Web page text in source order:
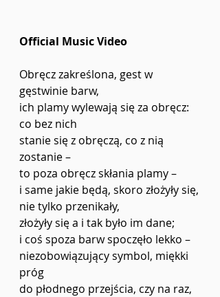
Official Music Video
Obręcz zakreślona, gest w
gęstwinie barw,
ich plamy wylewają się za obręcz:
co bez nich
stanie się z obręczą, co z nią
zostanie –
to poza obręcz skłania plamy –
i same jakie będą, skoro złożyły się,
nie tylko przenikały,
złożyły się a i tak było im dane;
i coś spoza barw spoczęło lekko –
niezobowiązujący symbol, miękki
próg
do płodnego przejścia, czy na raz,